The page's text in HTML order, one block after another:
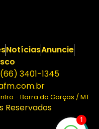
NotíciasAnuncie
(66) 3401-1345
- Barra do Garças / MT
Reservados
1